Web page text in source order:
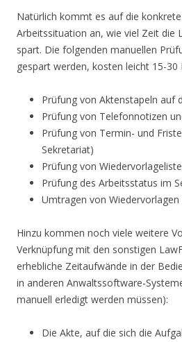
Natürlich kommt es auf die
Arbeitssituation an, wie viel Zeit die
spart. Die folgenden manuellen
gespart werden, kosten leicht 15-30
Prüfung von Aktenstapeln auf
Prüfung von Telefonnotizen
Prüfung von Termin- und
Sekretariat)
Prüfung von
Prüfung des Arbeitsstatus im
Umtragen von
Hinzu kommen noch viele weitere
Verknüpfung mit den sonstigen
erhebliche Zeitaufwände in der
in anderen Anwaltssoftware-
manuell erledigt werden müssen):
Die Akte, auf die sich die